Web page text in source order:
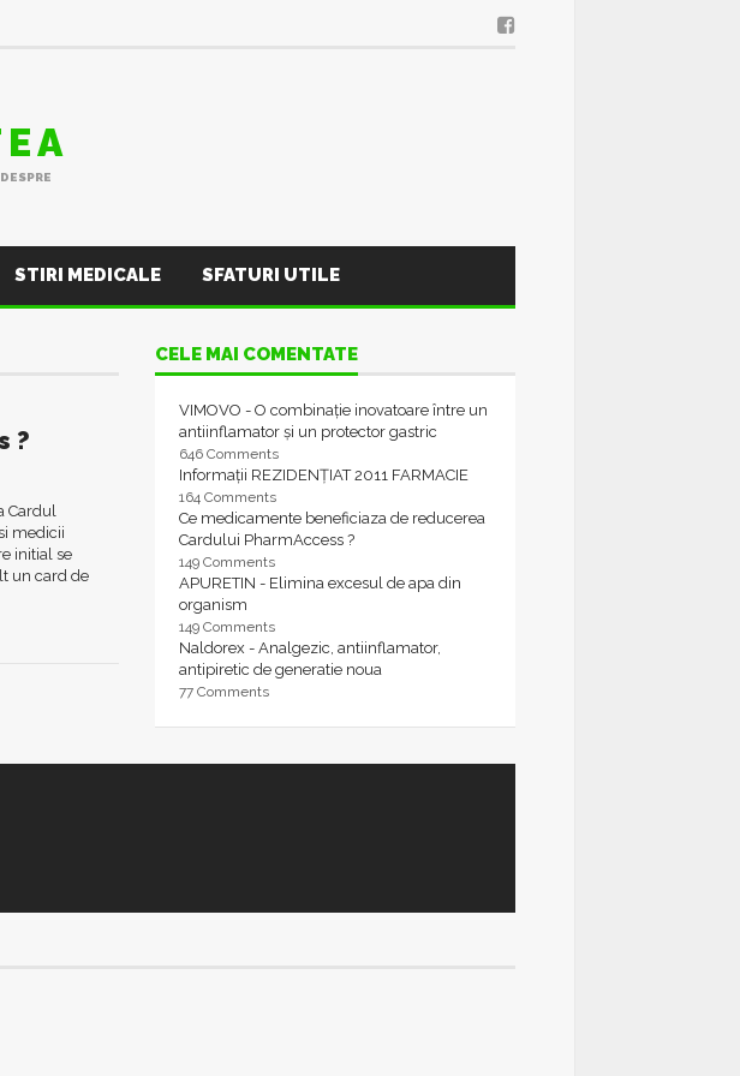
STIRI MEDICALE SFATURI UTILE
?
Cardul
medicii
initial se
un card de
CELE MAI COMENTATE
VIMOVO - O combinație inovatoare între un
antiinflamator și un protector gastric
646 Comments
Informații REZIDENȚIAT 2011 FARMACIE
164 Comments
Ce medicamente beneficiaza de reducerea
Cardului PharmAccess ?
149 Comments
APURETIN - Elimina excesul de apa din
organism
149 Comments
Naldorex - Analgezic, antiinflamator,
antipiretic de generatie noua
77 Comments